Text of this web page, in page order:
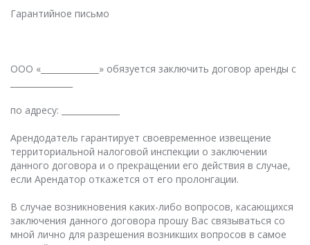
Гарантийное письмо
ООО «______________» обязуется заключить договор аренды с
по адресу: ______________
Арендодатель гарантирует своевременное извещение
территориальной налоговой инспекции о заключении
данного договора и о прекращении его действия в случае,
если Арендатор откажется от его пролонгации.
В случае возникновения каких-либо вопросов, касающихся
заключения данного договора прошу Вас связываться со
мной лично для разрешения возникших вопросов в самое